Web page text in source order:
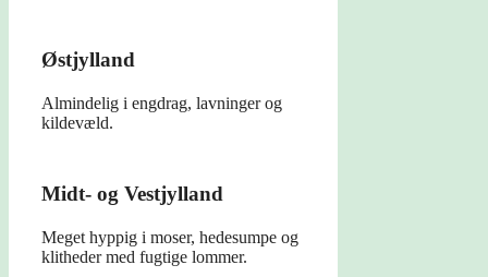
Østjylland
Almindelig i engdrag, lavninger og
kildevæld.
Midt- og Vestjylland
Meget hyppig i moser, hedesumpe og
klitheder med fugtige lommer.